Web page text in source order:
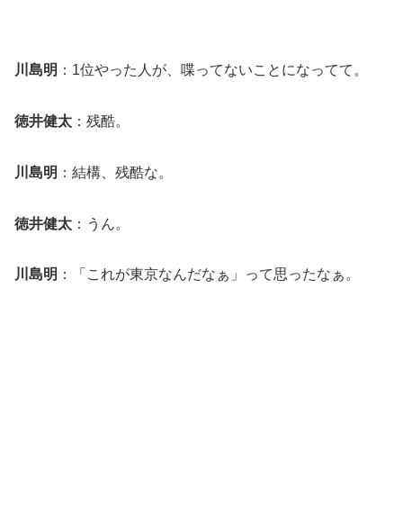
川島明 ：1位やった人が、喋ってないことになってて。
徳井健太 ：残酷。
川島明 ：結構、残酷な。
徳井健太 ：うん。
川島明 ：「これが東京なんだなぁ」って思ったなぁ。